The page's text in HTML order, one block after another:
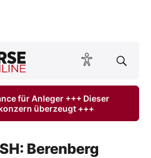
BÖRSE ONLINE lesen
für Anleger +++ Dieser
überzeugt +++
Berenberg